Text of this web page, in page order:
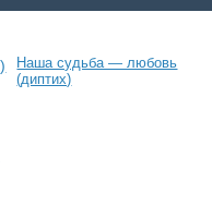
Наша судьба — любовь
(диптих)